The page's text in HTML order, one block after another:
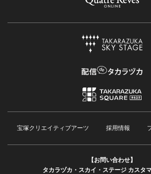
宝塚クリエイティブアーツ 採用情報
【お問い合わせ】
タカラヅカ・スカイ・ステージ カスタ